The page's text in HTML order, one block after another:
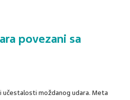
povezani sa
učestalosti moždanog udara. Meta